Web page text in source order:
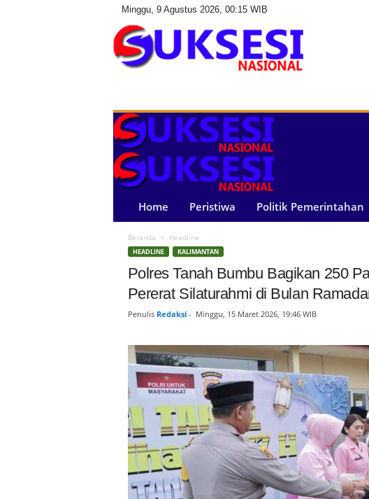
Minggu, 9 Agustus 2026, 00:15 WIB
s
e
i
N
i
Home Peristiwa Politik Pemerintahan
Beranda Headline
HEADLINE KALIMANTAN
Polres Tanah Bumbu Bagikan 250
Pererat Silaturahmi di Bulan
Penulis Redaksi- Minggu, 15 Maret 2026, 19:46 WIB